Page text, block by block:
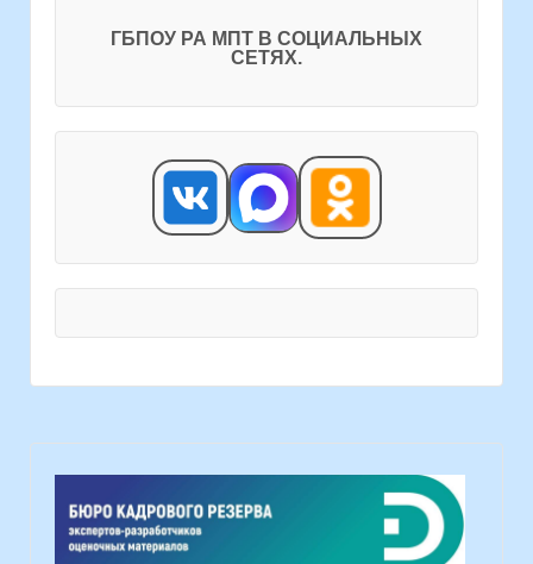
ГБПОУ РА МПТ В СОЦИАЛЬНЫХ
СЕТЯХ.